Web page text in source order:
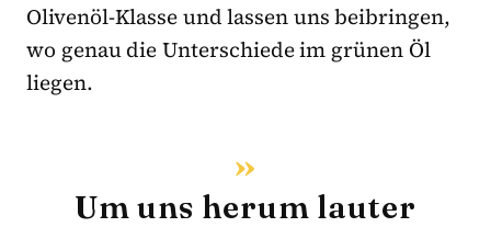
Olivenöl-Klasse und lassen uns beibringen,
wo genau die Unterschiede im grünen Öl
liegen.
Um uns herum lauter